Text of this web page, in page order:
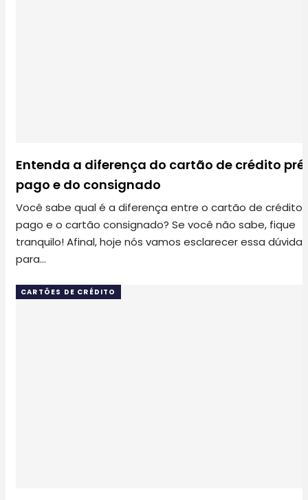
Entenda a diferença do cartão de crédito
pago e do consignado
Você sabe qual é a diferença entre o cartão de crédito
pago e o cartão consignado? Se você não sabe, fique
tranquilo! Afinal, hoje nós vamos esclarecer essa dúvida
para…
CARTÕES DE CRÉDITO